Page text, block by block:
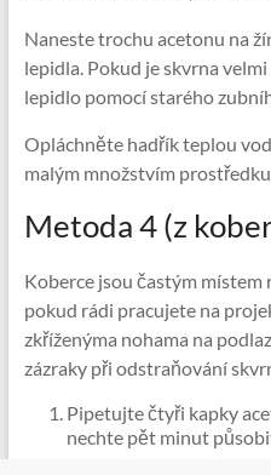
Naneste trochu acetonu na
lepidla. Pokud je skvrna
lepidlo pomocí starého
Opláchněte hadřík teplou
malým množstvím
Metoda 4 (z
Koberce jsou častým
pokud rádi pracujete na
zkříženýma nohama na
zázraky při odstraňování
Pipetujte čtyři kapky
nechte pět minut